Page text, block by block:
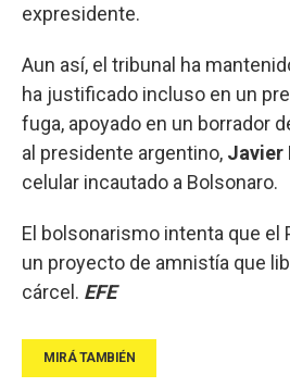
expresidente.
Aun así, el tribunal ha
ha justificado incluso en un
fuga, apoyado en un borrador
al presidente argentino, Javier
celular incautado a Bolsonaro.
El bolsonarismo intenta que el
un proyecto de amnistía que
cárcel. EFE